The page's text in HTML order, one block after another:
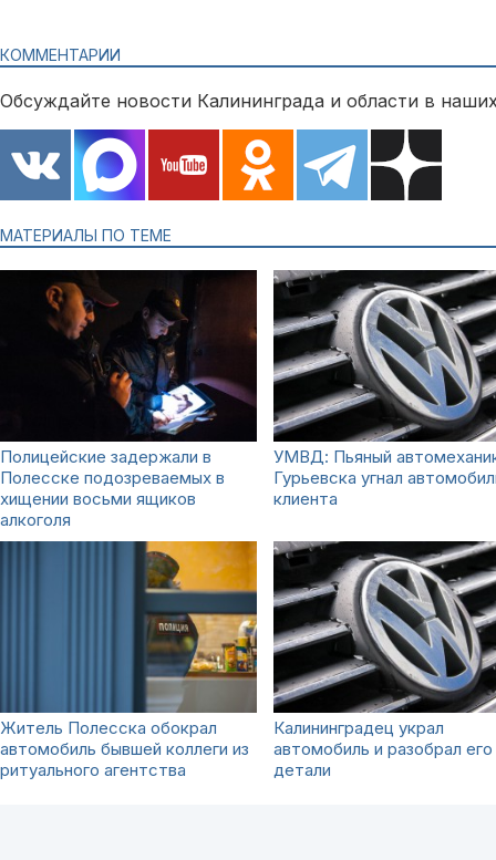
КОММЕНТАРИИ
Обсуждайте новости Калининграда и области в
МАТЕРИАЛЫ ПО ТЕМЕ
Полицейские задержали в
Полесске подозреваемых в
хищении восьми ящиков
алкоголя
УМВД: Пьяный
Гурьевска угнал
клиента
Житель Полесска обокрал
автомобиль бывшей коллеги из
ритуального агентства
Калининградец украл
автомобиль и разобрал его
детали